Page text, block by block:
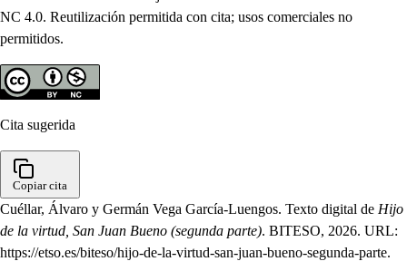
NC 4.0. Reutilización permitida con cita; usos comerciales no
permitidos.
Cita sugerida
Copiar cita
Cuéllar, Álvaro y Germán Vega García-Luengos. Texto digital de Hijo
de la virtud, San Juan Bueno (segunda parte). BITESO, 2026. URL:
https://etso.es/biteso/hijo-de-la-virtud-san-juan-bueno-segunda-parte.